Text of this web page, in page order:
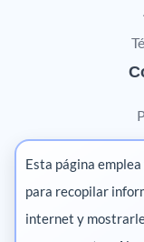
Esta página
para recopilar
internet y